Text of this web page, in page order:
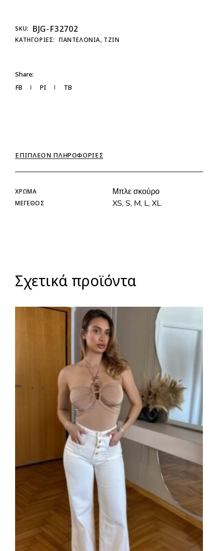
SKU: BJG-F32702
ΚΑΤΗΓΟΡΊΕΣ: ΠΑΝΤΕΛΟΝΙΑ, ΤΖΙΝ
Share:
FB
PI TB
ΕΠΙΠΛΈΟΝ ΠΛΗΡΟΦΟΡΊΕΣ
ΧΡΏΜΑ Μπλε σκούρο
ΜΈΓΕΘΟΣ XS, S, M, L, XL
Σχετικά προϊόντα